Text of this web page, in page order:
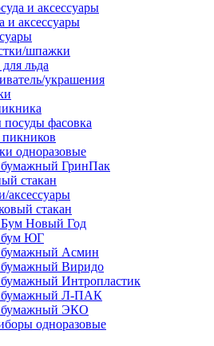
и аксессуары
и аксессуары
шпажки
льда
украшения
фасовка
пикников
одноразовые
бумажный ГринПак
стакан
стакан
Бум Новый Год
бум ЮГ
бумажный Асмин
бумажный Виридо
Интропластик
бумажный Л-ПАК
бумажный ЭКО
одноразовые